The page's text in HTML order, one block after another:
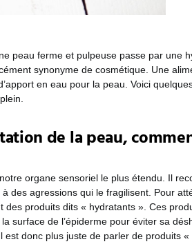
peau ferme et pulpeuse passe par une
synonyme de cosmétique. Une
en eau pour la peau. Voici
de la peau,
organe sensoriel le plus étendu. Il
des agressions qui le fragilisent. Pour
des produits dits « hydratants ». Ces
surface de l’épiderme pour éviter sa
est donc plus juste de parler de produits